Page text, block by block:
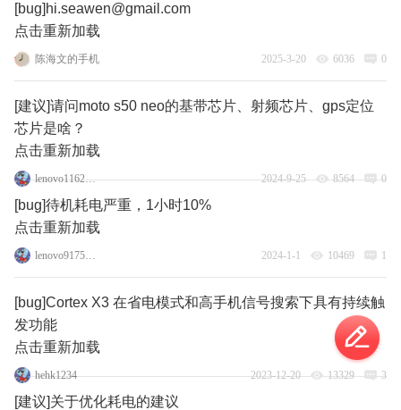
[bug]hi.seawen@gmail.com
点击重新加载
陈海文的手机 2025-3-20 6036 0
[建议]请问moto s50 neo的基带芯片、射频芯片、gps定位
芯片是啥？
点击重新加载
lenovo116218173 2024-9-25 8564 0
[bug]待机耗电严重，1小时10%
点击重新加载
lenovo91756958 2024-1-1 10469 1
[bug]Cortex X3 在省电模式和高手机信号搜索下具有持续触
发功能
点击重新加载
hehk1234 2023-12-20 13329 3
[建议]关于优化耗电的建议